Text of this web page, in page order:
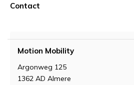
Contact
Motion Mobility
Argonweg 125
1362 AD Almere